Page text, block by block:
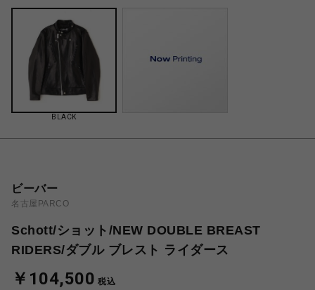
BLACK
ビーバー
名古屋PARCO
Schott/ショット/NEW DOUBLE BREAST
RIDERS/ダブル ブレスト ライダース
￥104,500 税込